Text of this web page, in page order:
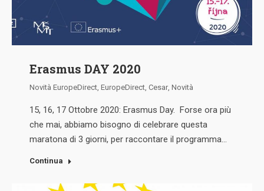
Erasmus DAY 2020
Novità EuropeDirect, EuropeDirect, Cesar, Novità
15, 16, 17 Ottobre 2020: Erasmus Day. Forse ora più
che mai, abbiamo bisogno di celebrare questa
maratona di 3 giorni, per raccontare il programma…
Continua